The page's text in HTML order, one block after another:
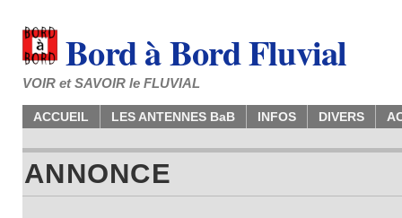
Bord à Bord Fluvial
VOIR et SAVOIR le FLUVIAL
ACCUEIL LES ANTENNES BaB INFOS DIVERS
ANNONCE